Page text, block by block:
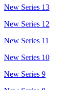
New Series 13
New Series 12
New Series 11
New Series 10
New Series 9